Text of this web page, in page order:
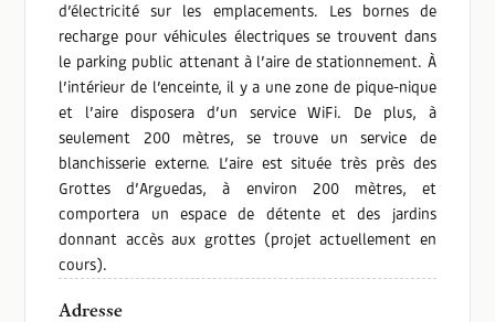
d’électricité sur les emplacements. Les bornes de
recharge pour véhicules électriques se trouvent dans
le parking public attenant à l’aire de stationnement. À
l’intérieur de l’enceinte, il y a une zone de pique-nique
et l’aire disposera d’un service WiFi. De plus, à
seulement 200 mètres, se trouve un service de
blanchisserie externe. L’aire est située très près des
Grottes d’Arguedas, à environ 200 mètres, et
comportera un espace de détente et des jardins
donnant accès aux grottes (projet actuellement en
cours).
Adresse